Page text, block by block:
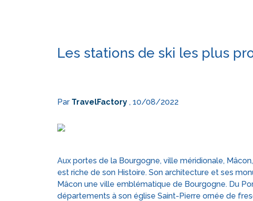
Les stations de ski les plus
Par TravelFactory , 10/08/2022
Aux portes de la Bourgogne, ville méridionale,
est riche de son Histoire. Son architecture et ses
Mâcon une ville emblématique de Bourgogne. Du
départements à son église Saint-Pierre ornée de